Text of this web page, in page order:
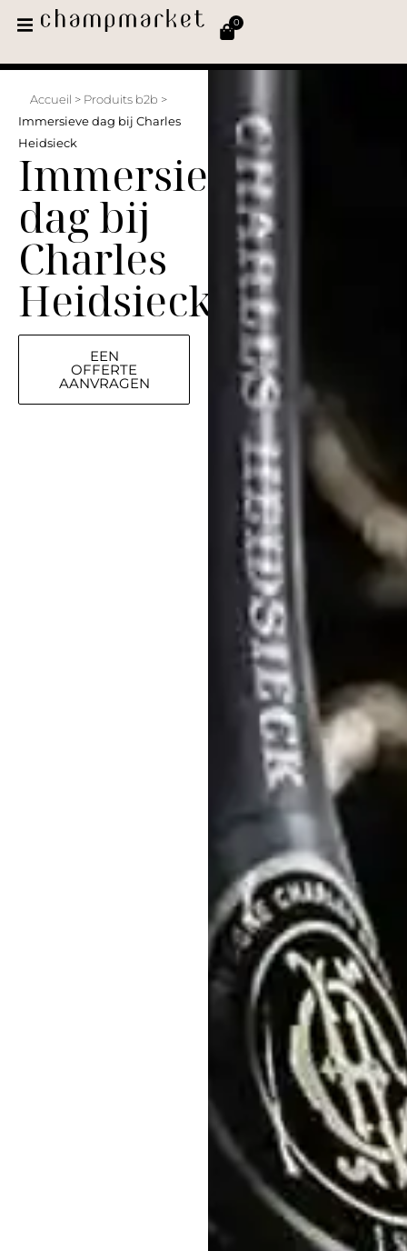
0
Accueil > Produits b2b >
Immersieve dag bij Charles
Heidsieck
Immersieve
dag bij
Charles
Heidsieck
EEN
OFFERTE
AANVRAGEN